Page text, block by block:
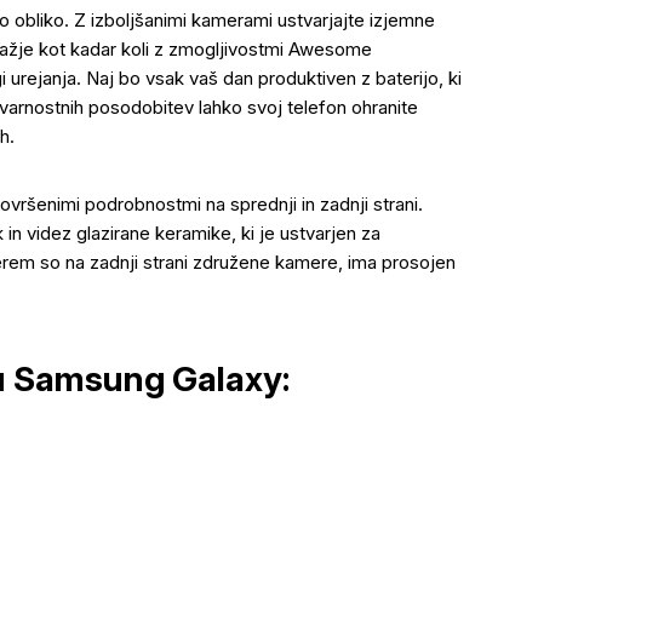
obliko. Z izboljšanimi kamerami ustvarjajte izjemne
kot kadar koli z zmogljivostmi Awesome
Naj bo vsak vaš dan produktiven z baterijo, ki
posodobitev lahko svoj telefon ohranite
podrobnostmi na sprednji in zadnji strani.
videz glazirane keramike, ki je ustvarjen za
so na zadnji strani združene kamere, ima prosojen
Galaxy: